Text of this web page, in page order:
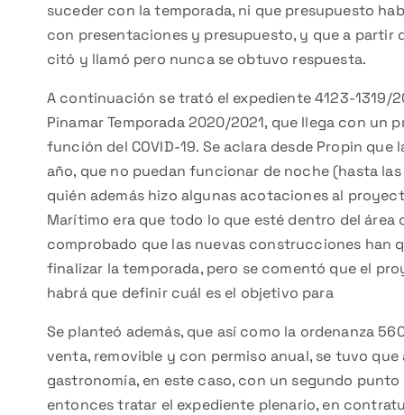
suceder con la temporada, ni que presupuesto
con presentaciones y presupuesto, y que a partir
citó y llamó pero nunca se obtuvo respuesta.
A continuación se trató el expediente 4123-1319/
Pinamar Temporada 2020/2021, que llega con un
función del COVID-19. Se aclara desde Propin
año, que no puedan funcionar de noche (hasta
quién además hizo algunas acotaciones al
Marítimo era que todo lo que esté dentro del área
comprobado que las nuevas construcciones han
finalizar la temporada, pero se comentó que el
habrá que definir cuál es el objetivo para
Se planteó además, que así como la ordenanza
venta, removible y con permiso anual, se tuvo
gastronomía, en este caso, con un segundo
entonces tratar el expediente plenario, en